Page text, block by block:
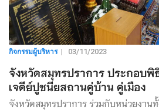
กิจกรรมผู้บริหาร| 03/11/2023
จังหวัดสมุทรปราการ ประกอบ
เจดีย์ปูชนียสถานคู่บ้าน คู่เมือง
จังหวัดสมุทรปราการ ร่วมกับหน่วยงาน